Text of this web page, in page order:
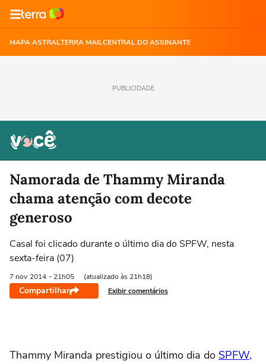
MAPA ASTRALTERRA MAILCENTRAL DO ASSINANTE
PUBLICIDADE
Namorada de Thammy Miranda
chama atenção com decote
generoso
Casal foi clicado durante o último dia do SPFW, nesta
sexta-feira (07)
7 nov 2014 - 21h05 (atualizado às 21h18)
Compartilhar Exibir comentários
Thammy Miranda prestigiou o último dia do SPFW,